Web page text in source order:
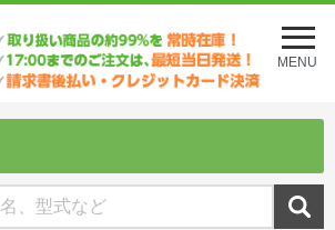
メ
ニ
ュ
を
MENU